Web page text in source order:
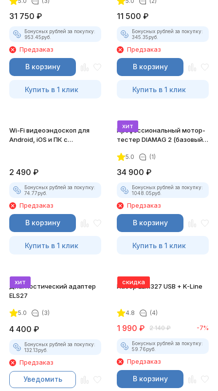
31 750 ₽
Бонусных рублей за покупку:
953.45руб.
Предзаказ
В корзину
Купить в 1 клик
11 500 ₽
Бонусных рублей за покупку:
345.35руб.
Предзаказ
В корзину
Купить в 1 клик
Wi-Fi видеоэндоскоп для
Android, iOS и ПК с
2 490 ₽
Бонусных рублей за покупку:
74.77руб.
Предзаказ
В корзину
Купить в 1 клик
хит
Профессиональный мотор-
тестер DIAMAG 2 (базовый
5.0 (1)
34 900 ₽
Бонусных рублей за покупку:
1048.05руб.
Предзаказ
В корзину
Купить в 1 клик
хит
Диагностический адаптер
ELS27
5.0 (3)
4 400 ₽
Бонусных рублей за покупку:
132.13руб.
Предзаказ
Уведомить
скидка
Набор ELM327 USB + K-Line
4.8 (4)
1 990 ₽ 2 140 ₽ -7%
Бонусных рублей за покупку:
59.76руб.
Предзаказ
В корзину